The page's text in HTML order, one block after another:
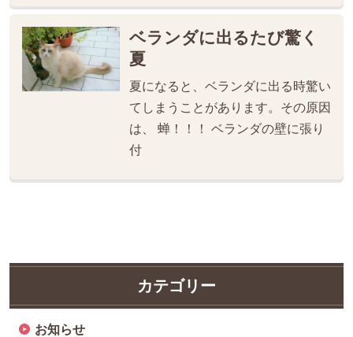
ベランダに出るたび驚く
夏
夏になると、ベランダに出る時驚い
てしまうことがあります。その原因
は、 蝉！！！ ベランダの壁に張り
付
カテゴリー
お知らせ